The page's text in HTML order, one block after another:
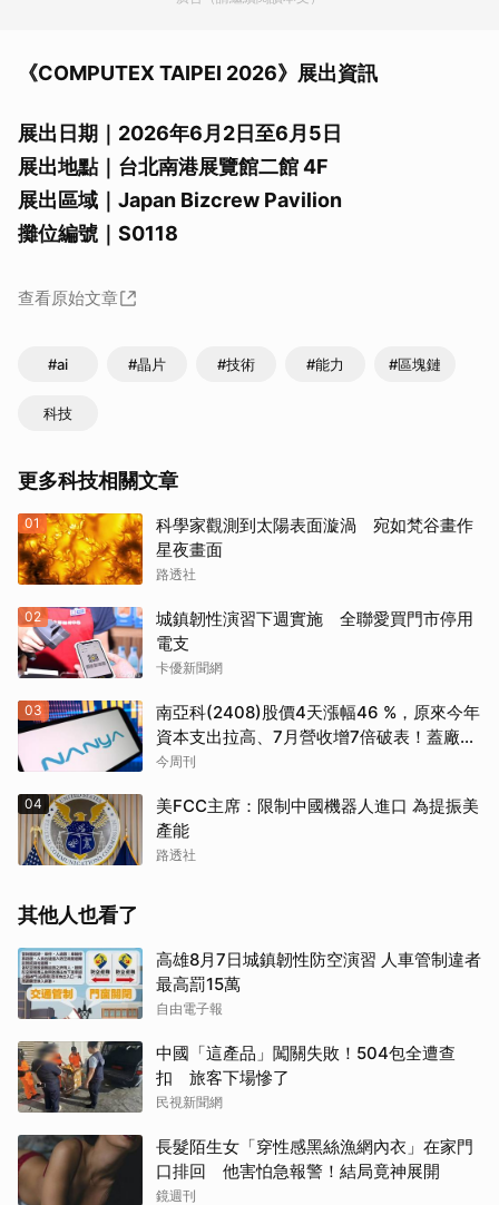
《COMPUTEX TAIPEI 2026》展出資訊
展出日期｜2026年6月2日至6月5日
展出地點｜台北南港展覽館二館 4F
展出區域｜Japan Bizcrew Pavilion
攤位編號｜S0118
查看原始文章
#ai #晶片 #技術 #能力 #區塊鏈
科技
更多科技相關文章
01
科學家觀測到太陽表面漩渦 宛如梵谷畫作
星夜畫面
路透社
02
城鎮韌性演習下週實施 全聯愛買門市停用
電支
卡優新聞網
03
南亞科(2408)股價4天漲幅46 %，原來今年
資本支出拉高、7月營收增7倍破表！蓋廠買
設備最新營運目標曝光
今周刊
04
美FCC主席：限制中國機器人進口 為提振美
產能
路透社
其他人也看了
高雄8月7日城鎮韌性防空演習 人車管制違者
最高罰15萬
自由電子報
中國「這產品」闖關失敗！504包全遭查
扣 旅客下場慘了
民視新聞網
長髮陌生女「穿性感黑絲漁網內衣」在家門
口排回 他害怕急報警！結局竟神展開
鏡週刊
取消